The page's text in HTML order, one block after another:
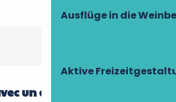
Ausflüge in die
Aktive
un agriculteur et ses